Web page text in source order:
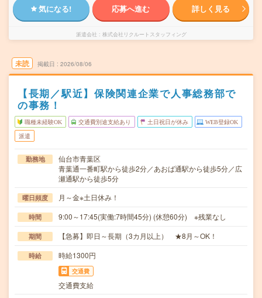
気になる! 応募へ進む 詳しく見る
派遣会社 株式会社リクルートスタッフィング
未読 掲載日 2026/08/06
【長期／駅近】保険関連企業で人事総務部で
の事務！
職種未経験OK 交通費別途支給あり 土日祝日が休み WEB登録OK
派遣
勤務地
仙台市青葉区
青葉通一番町駅から徒歩2分／あおば通駅から徒歩5分／広
瀬通駅から徒歩5分
曜日頻度 月～金※土日休み！
時間 9:00～17:45(実働:7時間45分) (休憩60分) ※残業なし
期間 【急募】即日～長期（3カ月以上） ★8月～OK！
時給 時給1300円
交通費
交通費支給